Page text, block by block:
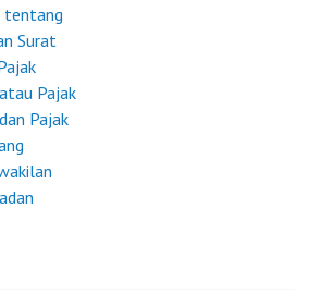
Surat
Pajak
Pajak